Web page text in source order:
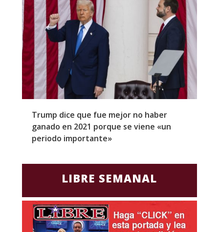
Trump dice que fue mejor no haber
ganado en 2021 porque se viene «un
periodo importante»
LIBRE SEMANAL